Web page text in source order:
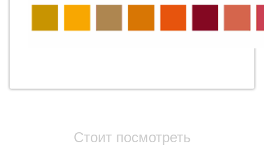
Стоит посмотреть